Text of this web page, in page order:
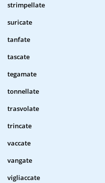
strimpellate
suricate
tanfate
tascate
tegamate
tonnellate
trasvolate
trincate
vaccate
vangate
vigliaccate